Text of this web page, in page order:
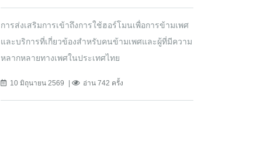
การส่งเสริมการเข้าถึงการใช้ฮอร์โมนเพื่อการข้ามเพศ
และบริการที่เกี่ยวข้องสำหรับคนข้ามเพศและผู้ที่มีความ
หลากหลายทางเพศในประเทศไทย
10 มิถุนายน 2569 อ่าน 742 ครั้ง